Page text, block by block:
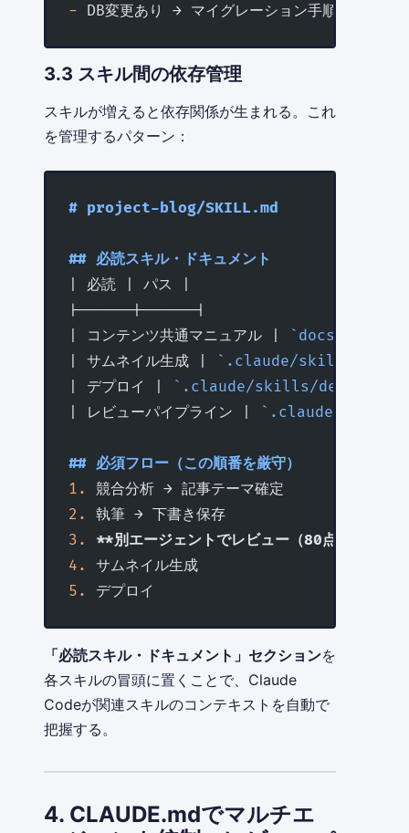
- DB変更あり → マイグレーション手順書を先に
3.3 スキル間の依存管理
スキルが増えると依存関係が生まれる。これ
を管理するパターン：
# project-blog/SKILL.md
## 必読スキル・ドキュメント
| 必読 | パス |
|------|------|
| コンテンツ共通マニュアル |
`docs/guides/
| サムネイル生成 |
`.claude/skills/
| デプロイ |
`.claude/skills/deploy/
| レビューパイプライン |
`.claude/skills/
## 必須フロー（この順番を厳守）
1.
競合分析 → 記事テーマ確定
2.
執筆 → 下書き保存
3.
**別エージェントでレビュー（80点必須）**
4.
サムネイル生成
5.
デプロイ
「必読スキル・ドキュメント」セクションを
各スキルの冒頭に置くことで、Claude
Codeが関連スキルのコンテキストを自動で
把握する。
4. CLAUDE.mdでマルチエ